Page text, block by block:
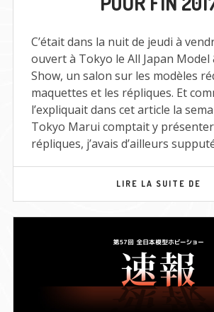
C’était dans la nuit de jeudi à
ouvert à Tokyo le All Japan Model
Show, un salon sur les modèles
maquettes et les répliques. Et
l’expliquait dans cet article la
Tokyo Marui comptait y
répliques, j’avais d’ailleurs
LIRE LA SUITE DE